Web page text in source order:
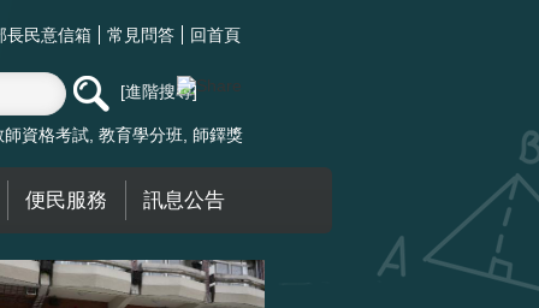
長民意信箱 常見問答 回首頁
進階搜尋
師資格考試 教育學分班 師鐸獎
便民服務 訊息公告